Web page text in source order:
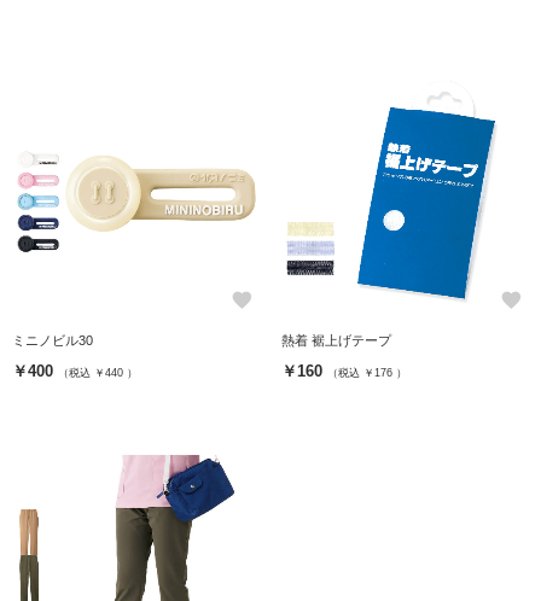
favorite
ミニノビル30
￥400 （税込 ￥440 ）
favorite
熱着 裾上げテープ
￥160 （税込 ￥176 ）